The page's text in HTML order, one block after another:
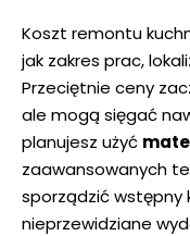
Koszt remontu
jak⁣ zakres prac,
Przeciętnie ceny
ale mogą sięgać
planujesz użyć
zaawansowanych
sporządzić wstępny⁢
nieprzewidziane